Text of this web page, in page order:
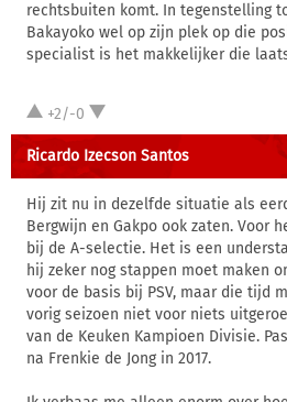
rechtsbuiten komt. In tegenstelling
Bakayoko wel op zijn plek op die
specialist is het makkelijker die
+2/-0
Ricardo Izecson Santos
Hij zit nu in dezelfde situatie als
Bergwijn en Gakpo ook zaten. Voor
bij de A-selectie. Het is een
hij zeker nog stappen moet maken
voor de basis bij PSV, maar die tijd
vorig seizoen niet voor niets
van de Keuken Kampioen Divisie.
na Frenkie de Jong in 2017.